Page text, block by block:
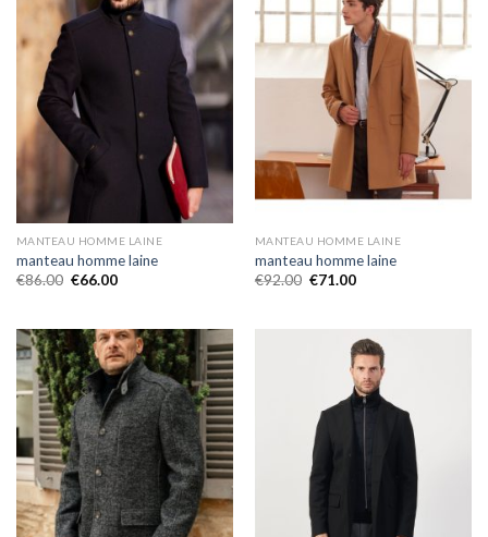
MANTEAU HOMME LAINE
manteau homme laine
€86.00 €66.00
MANTEAU HOMME LAINE
manteau homme laine
€92.00 €71.00